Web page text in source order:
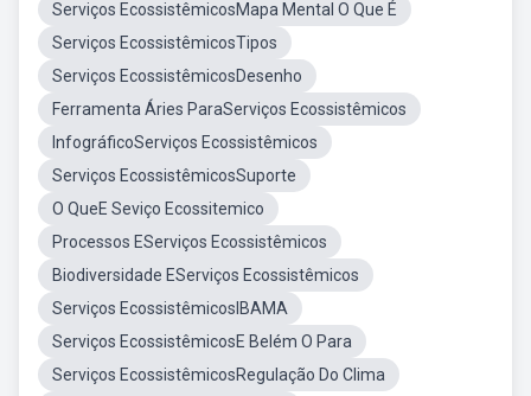
Serviços EcossistêmicosMapa Mental O Que É
Serviços EcossistêmicosTipos
Serviços EcossistêmicosDesenho
Ferramenta Áries ParaServiços Ecossistêmicos
InfográficoServiços Ecossistêmicos
Serviços EcossistêmicosSuporte
O QueE Seviço Ecossitemico
Processos EServiços Ecossistêmicos
Biodiversidade EServiços Ecossistêmicos
Serviços EcossistêmicosIBAMA
Serviços EcossistêmicosE Belém O Para
Serviços EcossistêmicosRegulação Do Clima